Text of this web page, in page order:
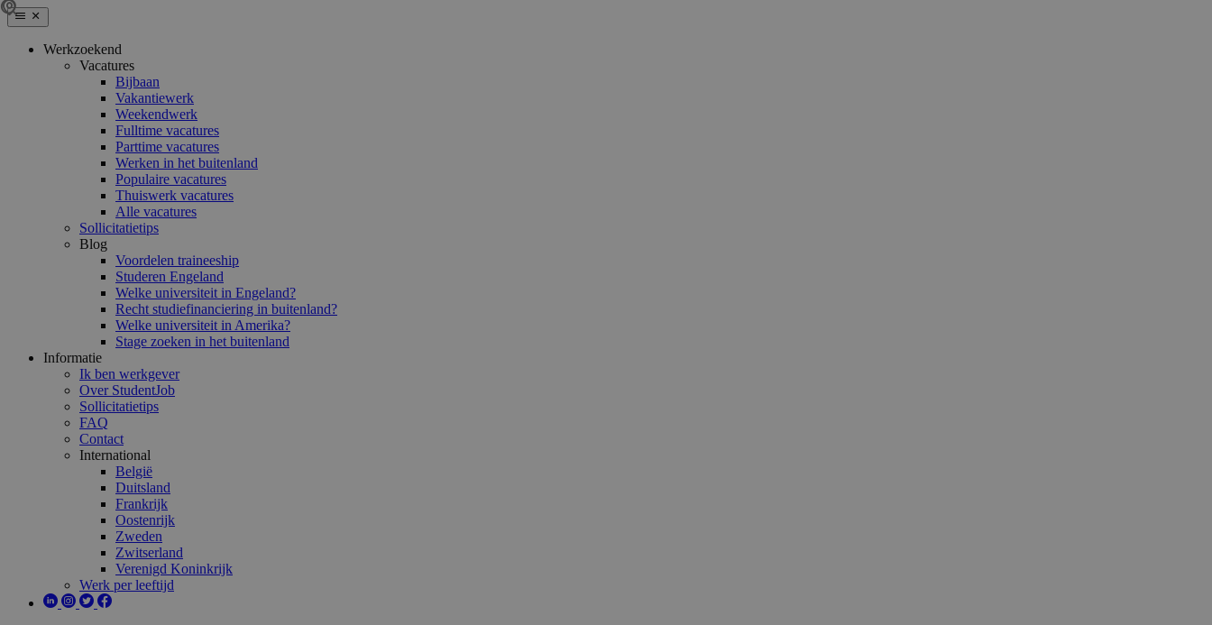
Werkzoekend
Vacatures
Bijbaan
Vakantiewerk
Weekendwerk
Fulltime vacatures
Parttime vacatures
Werken in het buitenland
Populaire vacatures
Thuiswerk vacatures
Alle vacatures
Sollicitatietips
Blog
Voordelen traineeship
Studeren Engeland
Welke universiteit in Engeland?
Recht studiefinanciering in buitenland?
Welke universiteit in Amerika?
Stage zoeken in het buitenland
Informatie
Ik ben werkgever
Over StudentJob
Sollicitatietips
FAQ
Contact
International
België
Duitsland
Frankrijk
Oostenrijk
Zweden
Zwitserland
Verenigd Koninkrijk
Werk per leeftijd